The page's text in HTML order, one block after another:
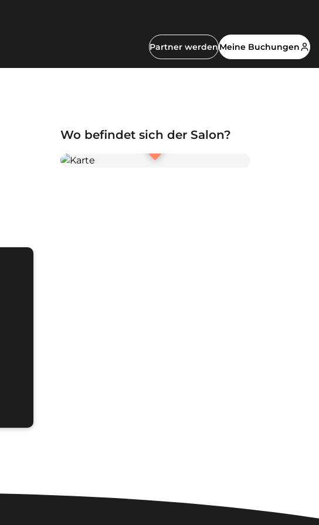
Partner werdenMeine Buchungen
Wo befindet sich der Salon?